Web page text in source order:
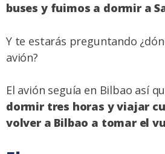
buses y fuimos a dormir a
Y te estarás preguntando
avión?
El avión seguía en Bilbao así
dormir tres horas y viajar
volver a Bilbao a tomar el